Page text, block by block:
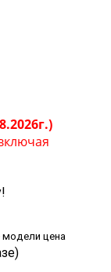
модели цена
)